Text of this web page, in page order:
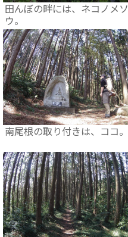
田んぼの畔には、ネコノメソ
ウ。
南尾根の取り付きは、ココ。